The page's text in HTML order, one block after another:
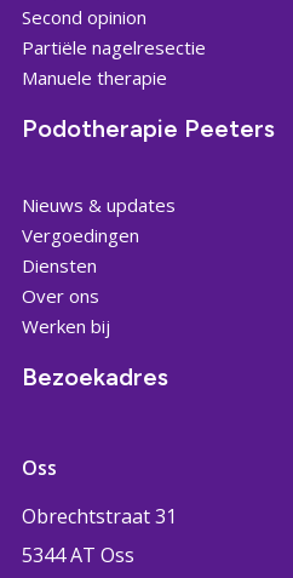
Second opinion
Partiële nagelresectie
Manuele therapie
Podotherapie Peeters
Nieuws & updates
Vergoedingen
Diensten
Over ons
Werken bij
Bezoekadres
Oss
Obrechtstraat 31
5344 AT Oss